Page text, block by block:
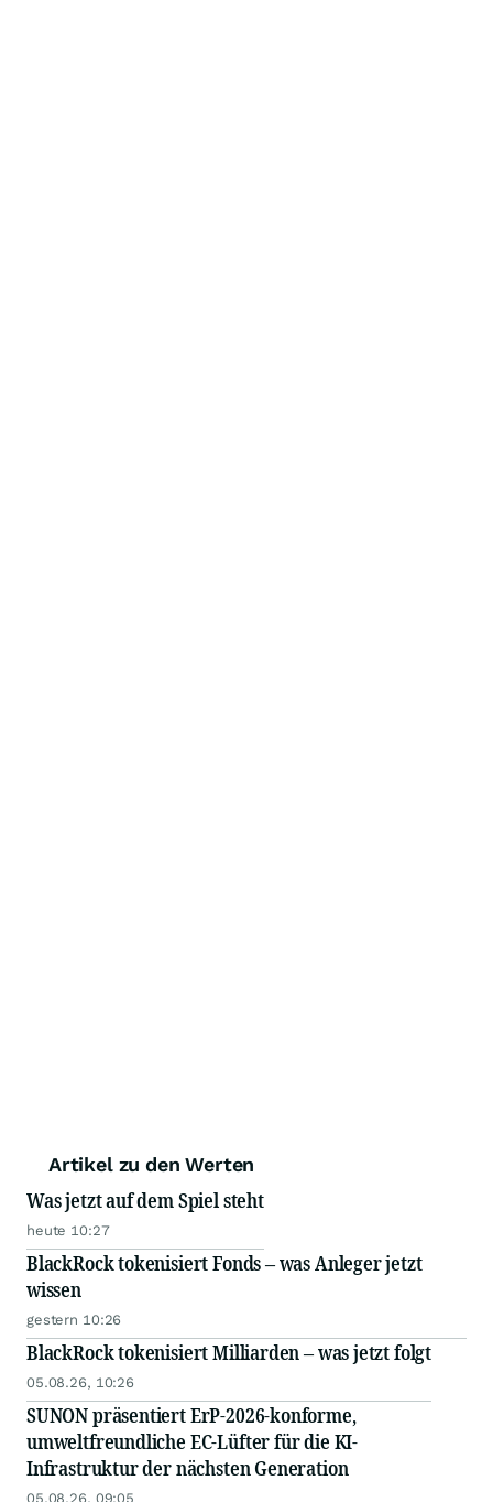
Artikel zu den Werten
Was jetzt auf dem Spiel steht
heute 10:27
BlackRock tokenisiert Fonds – was Anleger jetzt
wissen
gestern 10:26
BlackRock tokenisiert Milliarden – was jetzt folgt
05.08.26, 10:26
SUNON präsentiert ErP-2026-konforme,
umweltfreundliche EC-Lüfter für die KI-
Infrastruktur der nächsten Generation
05.08.26, 09:05